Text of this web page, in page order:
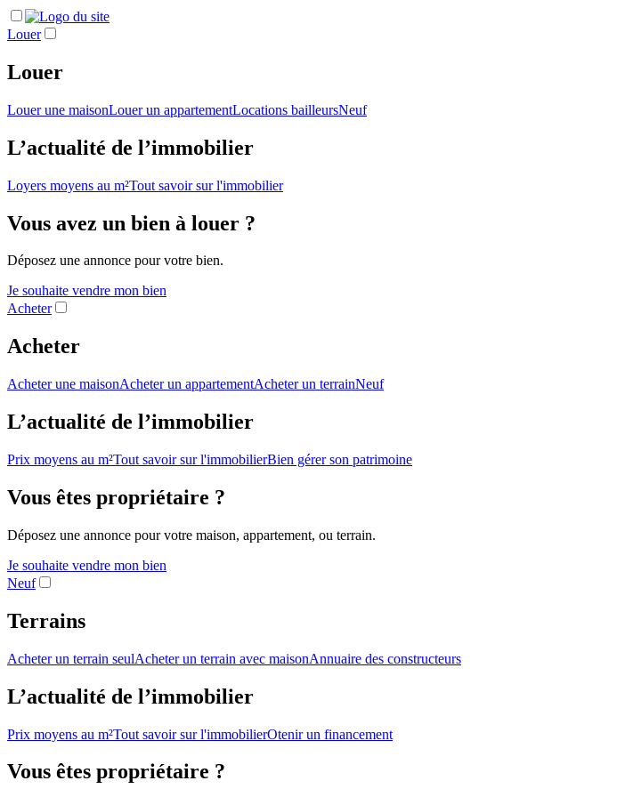
Louer
Louer
Louer une maisonLouer un appartementLocations bailleursNeuf
L’actualité de l’immobilier
Loyers moyens au m²Tout savoir sur l'immobilier
Vous avez un bien à louer ?
Déposez une annonce pour votre bien.
Je souhaite vendre mon bien
Acheter
Acheter
Acheter une maisonAcheter un appartementAcheter un terrainNeuf
L’actualité de l’immobilier
Prix moyens au m²Tout savoir sur l'immobilierBien gérer son patrimoine
Vous êtes propriétaire ?
Déposez une annonce pour votre maison, appartement, ou terrain.
Je souhaite vendre mon bien
Neuf
Terrains
Acheter un terrain seulAcheter un terrain avec maisonAnnuaire des constructeurs
L’actualité de l’immobilier
Prix moyens au m²Tout savoir sur l'immobilierOtenir un financement
Vous êtes propriétaire ?